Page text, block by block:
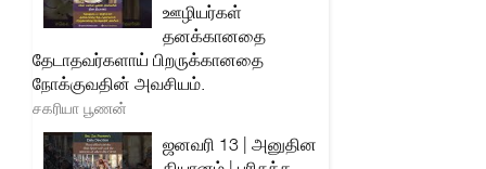
ஊழியர்கள்
தனக்கானதை
தேடாதவர்களாய் பிறருக்கானதை
நோக்குவதின் அவசியம்.
சகரியா பூணன்
ஜனவரி 13 | அனுதின